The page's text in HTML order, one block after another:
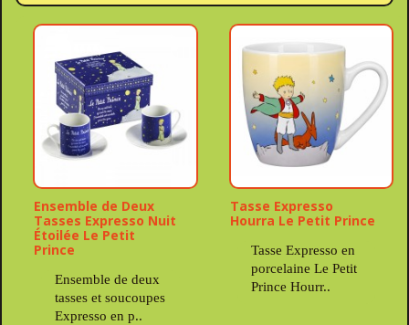
Ensemble de Deux
Tasses Expresso Nuit
Étoilée Le Petit
Prince
Ensemble de deux
tasses et soucoupes
Expresso en p..
Tasse Expresso
Hourra Le Petit Prince
Tasse Expresso en
porcelaine Le Petit
Prince Hourr..